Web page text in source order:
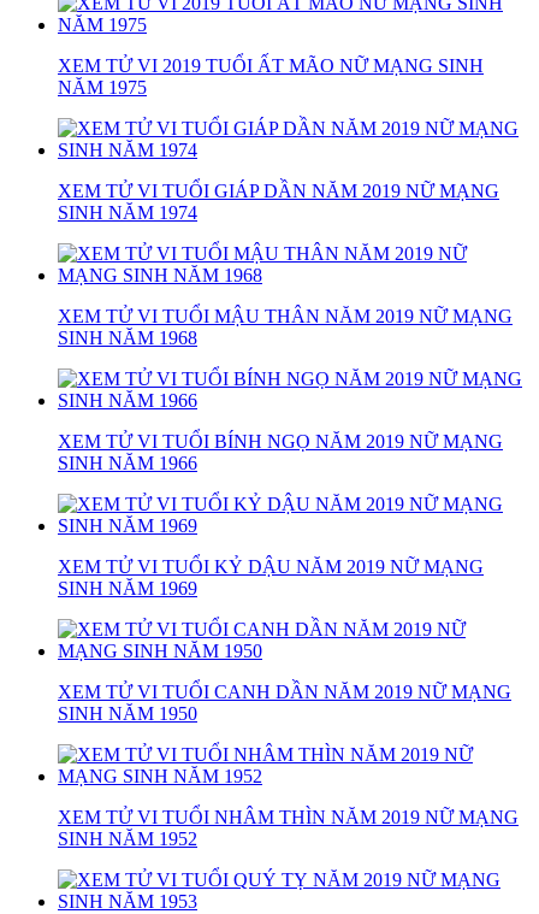
XEM TỬ VI 2019 TUỔI ẤT MÃO NỮ MẠNG SINH
NĂM 1975
XEM TỬ VI TUỔI GIÁP DẦN NĂM 2019 NỮ MẠNG
SINH NĂM 1974
XEM TỬ VI TUỔI MẬU THÂN NĂM 2019 NỮ MẠNG
SINH NĂM 1968
XEM TỬ VI TUỔI BÍNH NGỌ NĂM 2019 NỮ MẠNG
SINH NĂM 1966
XEM TỬ VI TUỔI KỶ DẬU NĂM 2019 NỮ MẠNG
SINH NĂM 1969
XEM TỬ VI TUỔI CANH DẦN NĂM 2019 NỮ MẠNG
SINH NĂM 1950
XEM TỬ VI TUỔI NHÂM THÌN NĂM 2019 NỮ MẠNG
SINH NĂM 1952